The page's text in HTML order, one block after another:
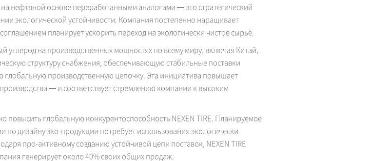
нефтяной основе переработанными аналогами — это стратегический
экологической устойчивости. Компания постепенно наращивает
планирует ускорить переход на экологически чистое сырьё.
углерод на производственных мощностях по всему миру, включая Китай,
структуру снабжения, обеспечивающую стабильные поставки
глобальную производственную цепочку. Эта инициатива повышает
— и соответствует стремлению компании к высоким
повысить глобальную конкурентоспособность NEXEN TIRE. Планируемое
дизайну эко-продукции потребует использования экологически
про-активному созданию устойчивой цепи поставок, NEXEN TIRE
генерирует около 40% своих общих продаж.